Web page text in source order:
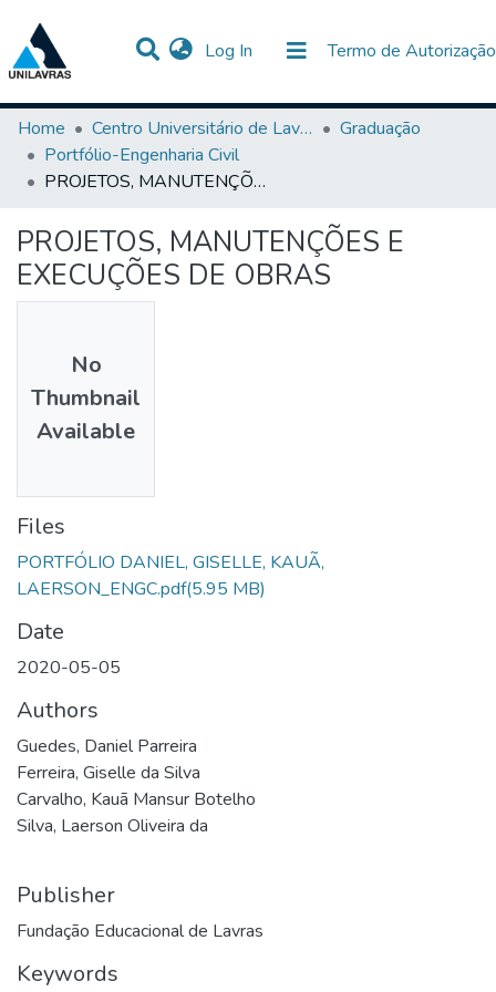
Log In (current) Termo de Autorização
Communities & Collections
Statistics
All of DSpace
Home
Centro Universitário de Lavras-UNILAVRAS
Graduação
Portfólio-Engenharia Civil
PROJETOS, MANUTENÇÕES E EXECUÇÕES DE OBRAS
PROJETOS, MANUTENÇÕES E
EXECUÇÕES DE OBRAS
No
Thumbnail
Available
Files
PORTFÓLIO DANIEL, GISELLE, KAUÃ,
LAERSON_ENGC.pdf(5.95 MB)
Date
2020-05-05
Authors
Guedes, Daniel Parreira
Ferreira, Giselle da Silva
Carvalho, Kauã Mansur Botelho
Silva, Laerson Oliveira da
Publisher
Fundação Educacional de Lavras
Keywords